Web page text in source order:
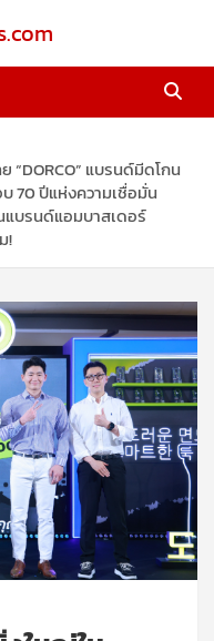
“DORCO” แบรนด์มีดโกน
70 ปีแห่งความเชื่อมั่น
บรนด์แอมบาสเดอร์
!